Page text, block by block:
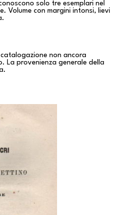
solo tre esemplari nel
Volume con margini intonsi, lievi
non ancora
La provenienza generale della
.